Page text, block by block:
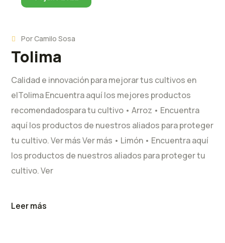
PorCamilo Sosa
Tolima
Calidad e innovación para mejorar tus cultivos en
elTolima Encuentra aquí los mejores productos
recomendadospara tu cultivo • Arroz • Encuentra
aquí los productos de nuestros aliados para proteger
tu cultivo. Ver más Ver más • Limón • Encuentra aquí
los productos de nuestros aliados para proteger tu
cultivo. Ver
Leer más